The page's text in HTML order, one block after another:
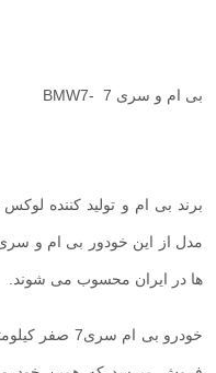
بی ام و سری 7 BMW7-
برند بی ام و تولید کننده
ها در ایران محسوب می شوند.